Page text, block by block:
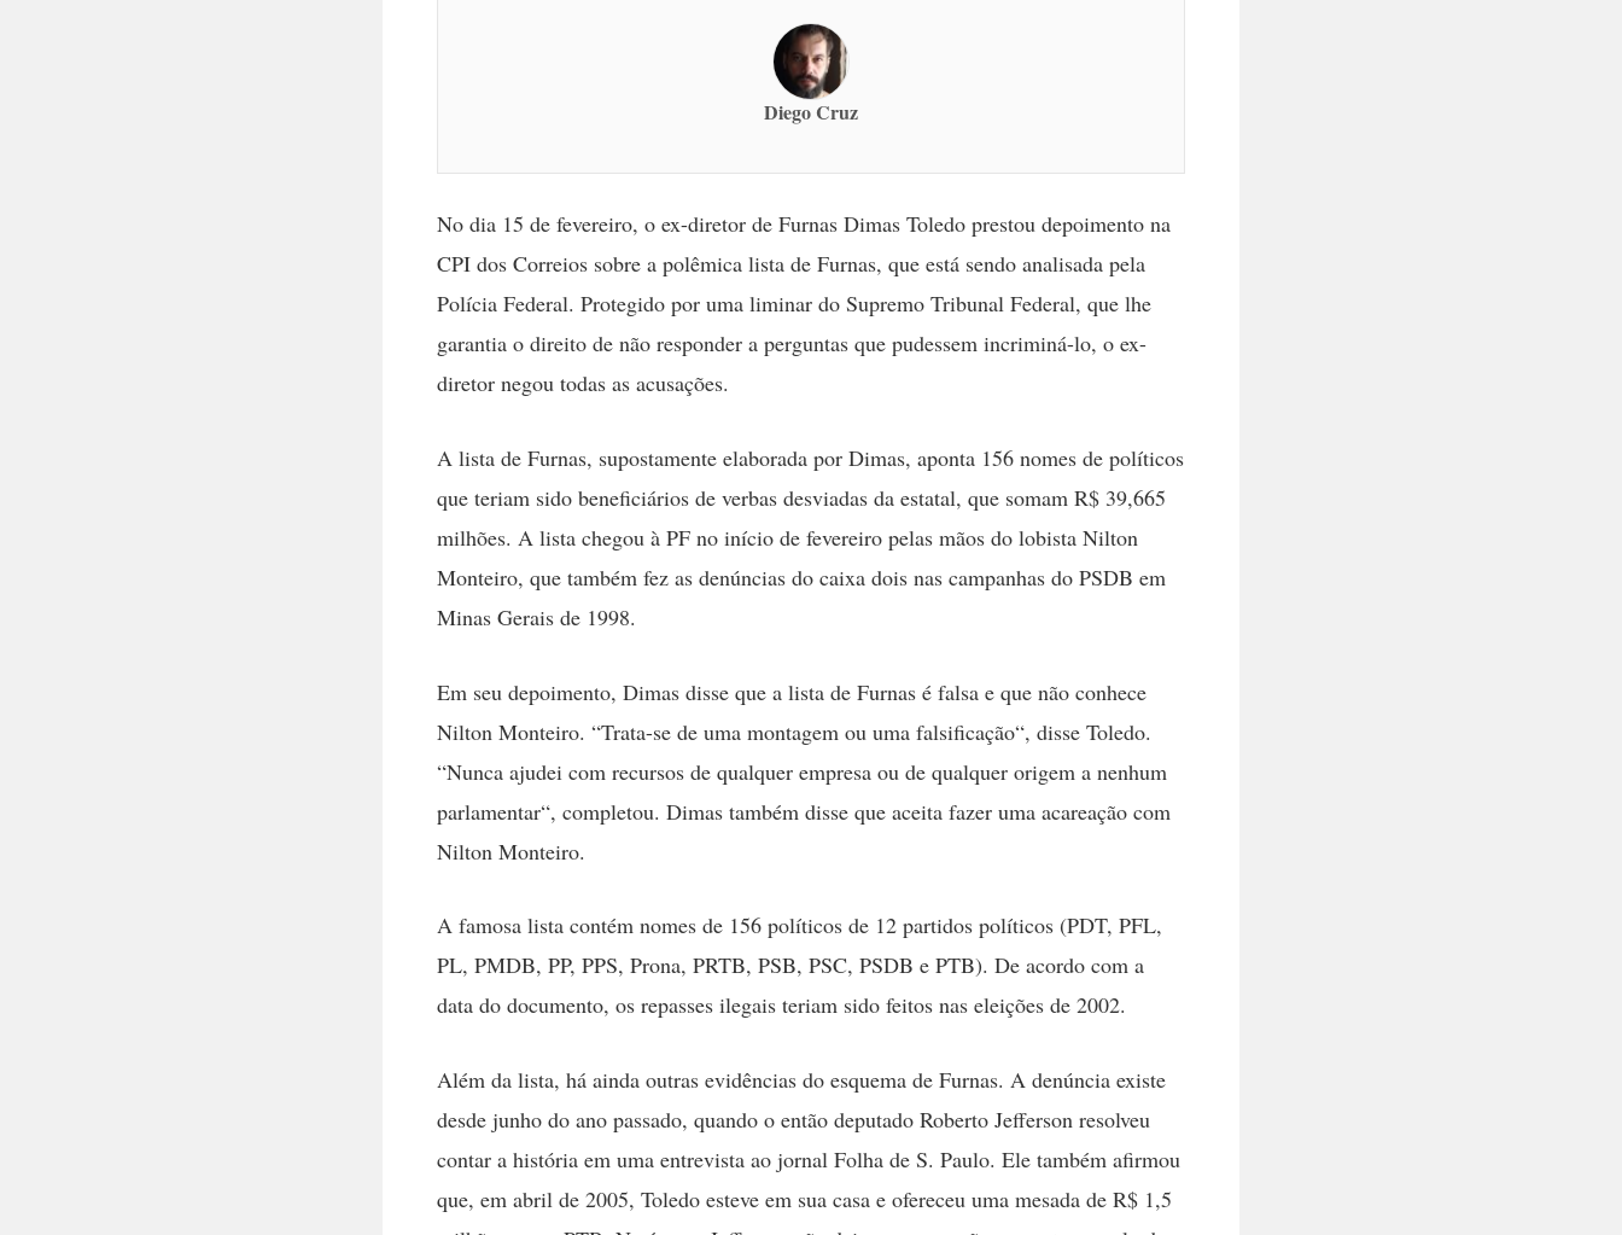
Diego Cruz
No dia 15 de fevereiro, o ex-diretor de Furnas Dimas Toledo prestou depoimento na
CPI dos Correios sobre a polêmica lista de Furnas, que está sendo analisada pela
Polícia Federal. Protegido por uma liminar do Supremo Tribunal Federal, que lhe
garantia o direito de não responder a perguntas que pudessem incriminá-lo, o ex-
diretor negou todas as acusações.
A lista de Furnas, supostamente elaborada por Dimas, aponta 156 nomes de políticos
que teriam sido beneficiários de verbas desviadas da estatal, que somam R$ 39,665
milhões. A lista chegou à PF no início de fevereiro pelas mãos do lobista Nilton
Monteiro, que também fez as denúncias do caixa dois nas campanhas do PSDB em
Minas Gerais de 1998.
Em seu depoimento, Dimas disse que a lista de Furnas é falsa e que não conhece
Nilton Monteiro. “Trata-se de uma montagem ou uma falsificação“, disse Toledo.
“Nunca ajudei com recursos de qualquer empresa ou de qualquer origem a nenhum
parlamentar“, completou. Dimas também disse que aceita fazer uma acareação com
Nilton Monteiro.
A famosa lista contém nomes de 156 políticos de 12 partidos políticos (PDT, PFL,
PL, PMDB, PP, PPS, Prona, PRTB, PSB, PSC, PSDB e PTB). De acordo com a
data do documento, os repasses ilegais teriam sido feitos nas eleições de 2002.
Além da lista, há ainda outras evidências do esquema de Furnas. A denúncia existe
desde junho do ano passado, quando o então deputado Roberto Jefferson resolveu
contar a história em uma entrevista ao jornal Folha de S. Paulo. Ele também afirmou
que, em abril de 2005, Toledo esteve em sua casa e ofereceu uma mesada de R$ 1,5